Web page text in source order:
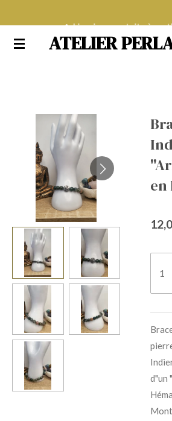
contenu
ATELIER
Livraison gratuite à
en
d"un